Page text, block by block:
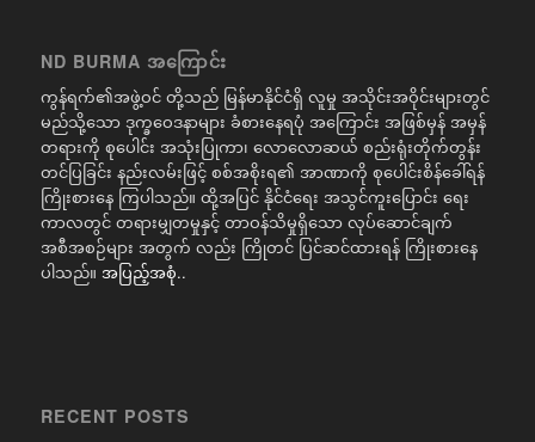
ND BURMA အကြောင်း
ကွန်ရက်၏အဖွဲ့ဝင် တို့သည် မြန်မာနိုင်ငံရှိ လူမှု အသိုင်းအဝိုင်းများတွင်
မည်သို့သော ဒုက္ခဝေဒနာများ ခံစားနေရပုံ အကြောင်း အဖြစ်မှန် အမှန်
တရားကို စုပေါင်း အသုံးပြုကာ၊ လောလောဆယ် စည်းရုံးတိုက်တွန်း
တင်ပြခြင်း နည်းလမ်းဖြင့် စစ်အစိုးရ၏ အာဏာကို စုပေါင်းစိန်ခေါ်ရန်
ကြိုးစားနေ ကြပါသည်။ ထို့အပြင် နိုင်ငံရေး အသွင်ကူးပြောင်း ရေး
ကာလတွင် တရားမျှတမှုနှင့် တာဝန်သိမှုရှိသော လုပ်ဆောင်ချက်
အစီအစဉ်များ အတွက် လည်း ကြိုတင် ပြင်ဆင်ထားရန် ကြိုးစားနေ
ပါသည်။ အပြည့်အစုံ..
RECENT POSTS